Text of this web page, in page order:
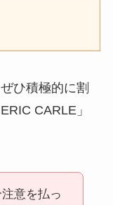
ひ積極的に割
CARLE」
意を払っ